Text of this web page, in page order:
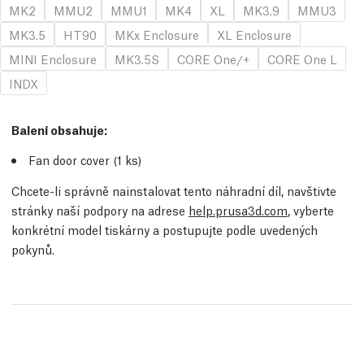
MK2
MMU2 MMU1 MK4 XL MK3.9
MMU3
MK3.5
HT90 MKx Enclosure
XL Enclosure
MINI Enclosure
MK3.5S CORE One/+
CORE One L
INDX
Balení obsahuje:
Fan door cover (1 ks)
Chcete-li správně nainstalovat tento náhradní díl, navštivte
stránky naší podpory na adrese help.prusa3d.com, vyberte
konkrétní model tiskárny a postupujte podle uvedených
pokynů.